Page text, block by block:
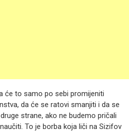
će to samo po sebi promijeniti
da će se ratovi smanjiti i da se
strane, ako ne budemo pričali
To je borba koja liči na Sizifov